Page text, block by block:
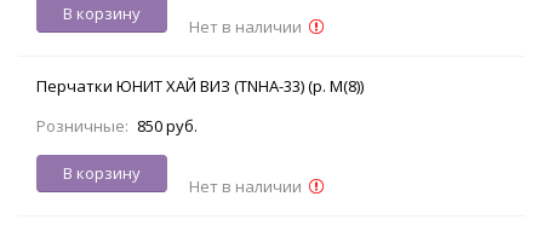
В корзину
Нет в наличии
Перчатки ЮНИТ ХАЙ ВИЗ (TNHA-33) (р. M(8))
Розничные: 850 руб.
В корзину
Нет в наличии